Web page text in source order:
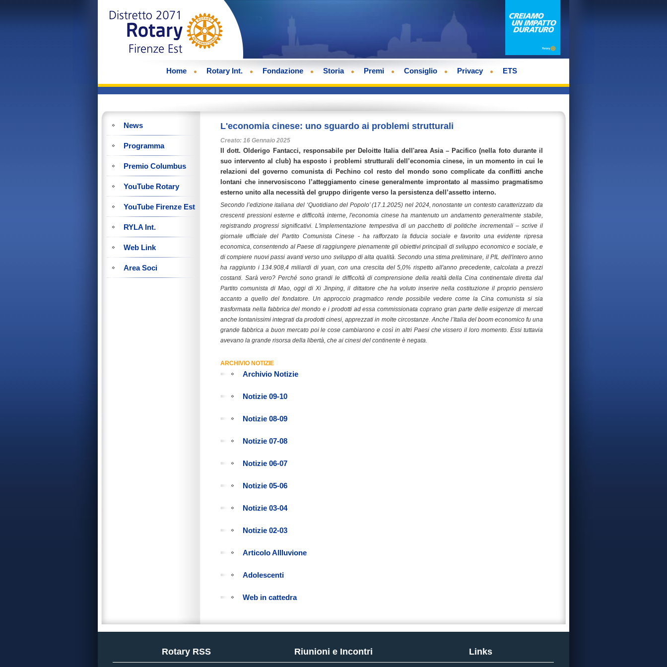
Home Rotary Int. Fondazione Storia Premi Consiglio Privacy ETS
News
Programma
Premio Columbus
YouTube Rotary
YouTube Firenze Est
RYLA Int.
Web Link
Area Soci
L'economia cinese: uno sguardo ai problemi strutturali
Creato: 16 Gennaio 2025
Il dott. Olderigo Fantacci, responsabile per Deloitte Italia dell'area Asia – Pacifico (nella foto durante il
suo intervento al club) ha esposto i problemi strutturali dell’economia cinese, in un momento in cui le
relazioni del governo comunista di Pechino col resto del mondo sono complicate da conflitti anche
lontani che innervosiscono l’atteggiamento cinese generalmente improntato al massimo pragmatismo
esterno unito alla necessità del gruppo dirigente verso la persistenza dell’assetto interno.
Secondo l’edizione italiana del ‘Quotidiano del Popolo’ (17.1.2025) nel 2024, nonostante un contesto caratterizzato da
crescenti pressioni esterne e difficoltà interne, l'economia cinese ha mantenuto un andamento generalmente stabile,
registrando progressi significativi. L'implementazione tempestiva di un pacchetto di politiche incrementali – scrive il
giornale ufficiale del Partito Comunista Cinese - ha rafforzato la fiducia sociale e favorito una evidente ripresa
economica, consentendo al Paese di raggiungere pienamente gli obiettivi principali di sviluppo economico e sociale, e
di compiere nuovi passi avanti verso uno sviluppo di alta qualità. Secondo una stima preliminare, il PIL dell'intero anno
ha raggiunto i 134.908,4 miliardi di yuan, con una crescita del 5,0% rispetto all'anno precedente, calcolata a prezzi
costanti. Sarà vero? Perché sono grandi le difficoltà di comprensione della realtà della Cina continentale diretta dal
Partito comunista di Mao, oggi di Xi Jinping, il dittatore che ha voluto inserire nella costituzione il proprio pensiero
accanto a quello del fondatore. Un approccio pragmatico rende possibile vedere come la Cina comunista si sia
trasformata nella fabbrica del mondo e i prodotti ad essa commissionata coprano gran parte delle esigenze di mercati
anche lontanissimi integrati da prodotti cinesi, apprezzati in molte circostanze. Anche l’Italia del boom economico fu una
grande fabbrica a buon mercato poi le cose cambiarono e così in altri Paesi che vissero il loro momento. Essi tuttavia
avevano la grande risorsa della libertà, che ai cinesi del continente è negata.
ARCHIVIO NOTIZIE
Archivio Notizie
Notizie 09-10
Notizie 08-09
Notizie 07-08
Notizie 06-07
Notizie 05-06
Notizie 03-04
Notizie 02-03
Articolo Allluvione
Adolescenti
Web in cattedra
Rotary RSS Riunioni e Incontri Links